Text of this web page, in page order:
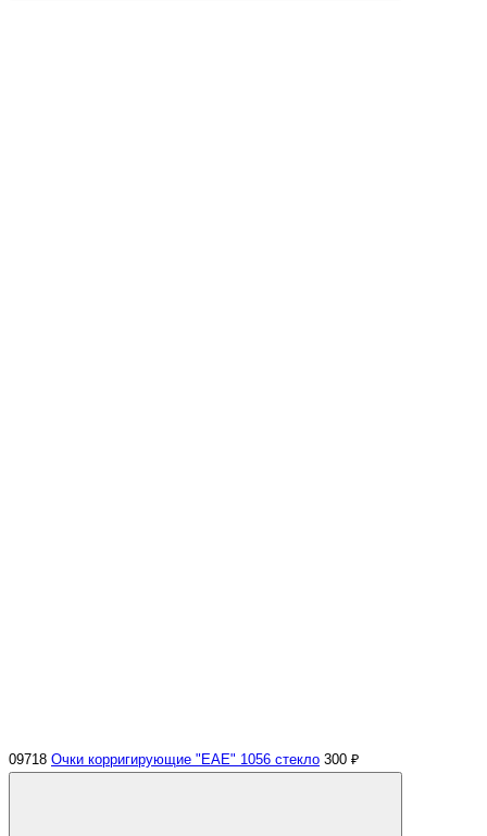
09718 Очки корригирующие "EAE" 1056 стекло 300 ₽